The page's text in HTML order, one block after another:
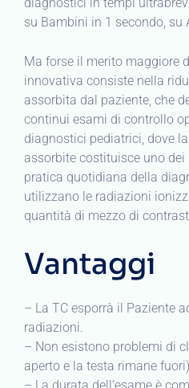
su Bambini in 1 secondo, su
Ma forse il merito maggiore
innovativa consiste nella
assorbita dal paziente, che
continui esami di controllo
diagnostici pediatrici, dove
assorbite costituisce uno
pratica quotidiana della
utilizzano le radiazioni
quantità di mezzo di
Vantaggi
– La TC esporrà il Paziente
radiazioni.
– Non esistono problemi di
aperto e la testa rimane fuori).